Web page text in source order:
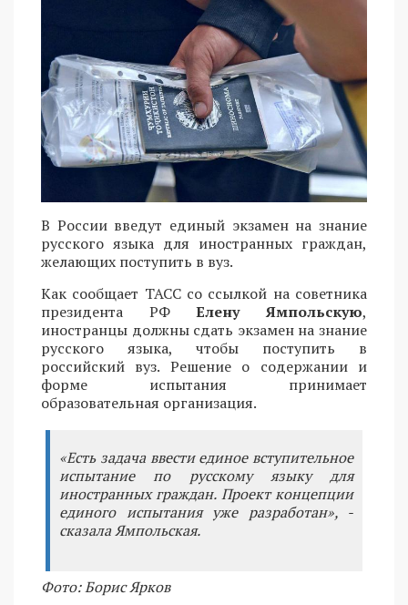
В России введут единый экзамен на знание
русского языка для иностранных граждан,
желающих поступить в вуз.
Как сообщает ТАСС со ссылкой на советника
президента РФЕлену Ямпольскую,
иностранцы должны сдать экзамен на знание
русского языка, чтобы поступить в
российский вуз. Решение о содержании и
форме испытания принимает
образовательная организация.
«Есть задача ввести единое вступительное
испытание по русскому языку для
иностранных граждан. Проект концепции
единого испытания уже разработан», -
сказала Ямпольская.
Фото: Борис Ярков